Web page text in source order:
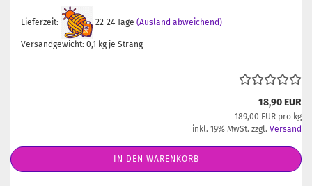
Lieferzeit: 22-24 Tage (Ausland abweichend)
Versandgewicht: 0,1 kg je Strang
18,90 EUR
189,00 EUR pro kg
inkl. 19% MwSt. zzgl. Versand
IN DEN WARENKORB